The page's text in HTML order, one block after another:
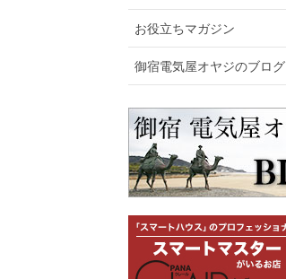
お役立ちマガジン
御宿電気屋オヤジのブログ